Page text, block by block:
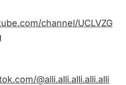
channel/UCLVZG
@alli.alli.alli.alli.alli